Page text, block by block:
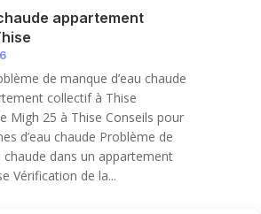
appartement
de manque d’eau chaude
collectif à Thise
Migh 25 à Thise Conseils pour
d’eau chaude Problème de
chaude dans un appartement
Vérification de la...